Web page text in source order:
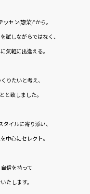
セン(惣菜)”から。
試しながらではなく、
気軽に出逢える。
りたいと考え、
と致しました。
イルに寄り添い、
中心にセレクト。
信を持って
たします。